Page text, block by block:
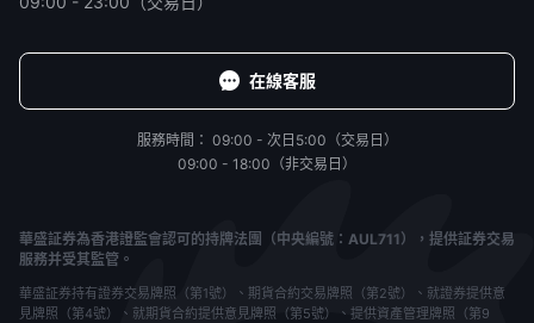
在線客服
服務時間： 09:00 - 次日5:00（交易日）
09:00 - 18:00（非交易日）
華盛証券為香港證監會認可的持牌法團（中央編號：AUL711），提供証券交易
服務并受其監管。
華盛証券持有證券交易牌照（第1號）、期貨合約交易牌照（第2號）、就證券提供意
見牌照（第4號）、就期貨合約提供意見牌照（第5號）、提供資產管理牌照（第9